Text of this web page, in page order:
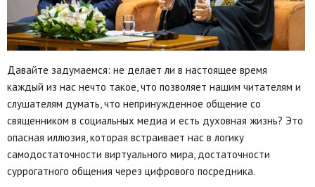
Давайте задумаемся: не делает ли в настоящее время
каждый из нас нечто такое, что позволяет нашим читателям и
слушателям думать, что непринужденное общение со
священником в социальных медиа и есть духовная жизнь? Это
опасная иллюзия, которая встраивает нас в логику
самодостаточности виртуального мира, достаточности
суррогатного общения через цифрового посредника.